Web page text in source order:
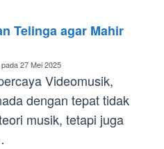
Telinga agar Mahir
27 Mei 2025
Videomusik,
dengan tepat tidak
musik, tetapi juga